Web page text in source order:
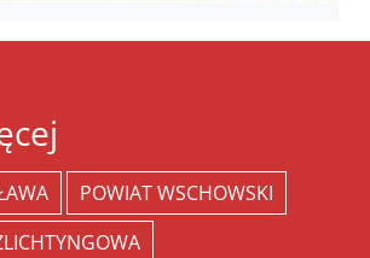
POWIAT WSCHOWSKI